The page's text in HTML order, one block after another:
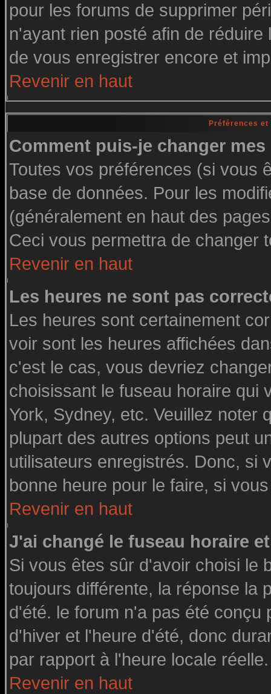
pour les forums de supprimer
n'ayant rien posté afin de
de vous enregistrer encore et
Revenir en haut
Préférences
Comment puis-je changer
Toutes vos préférences (si vous
base de données. Pour les
(généralement en haut des
Ceci vous permettra de changer
Revenir en haut
Les heures ne sont pas
Les heures sont certainement
voir sont les heures affichées
c'est le cas, vous devriez
choisissant le fuseau horaire qui
York, Sydney, etc. Veuillez noter
plupart des autres options peut
utilisateurs enregistrés. Donc, si
bonne heure pour le faire, si
Revenir en haut
J'ai changé le fuseau horaire
Si vous êtes sûr d'avoir choisi le
toujours différente, la réponse la
d'été. le forum n'a pas été conçu
d'hiver et l'heure d'été, donc
par rapport à l'heure locale réelle.
Revenir en haut